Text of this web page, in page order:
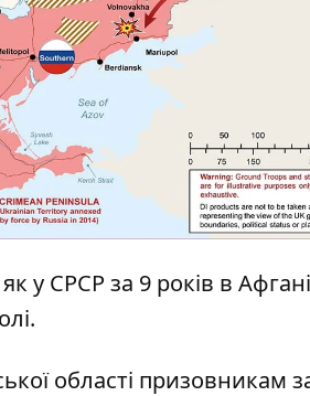
у СРСР за 9 років в
.
області призовникам